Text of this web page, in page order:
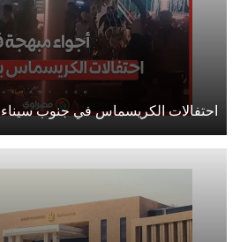
احتفالات الكريسماس في جنوب سيناء